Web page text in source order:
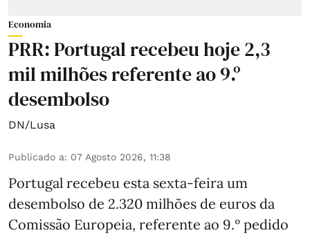
Economia
PRR: Portugal recebeu hoje 2,3
mil milhões referente ao 9.º
desembolso
DN/Lusa
Publicado a: 07 Agosto 2026, 11:38
Portugal recebeu esta sexta-feira um
desembolso de 2.320 milhões de euros da
Comissão Europeia, referente ao 9.º pedido